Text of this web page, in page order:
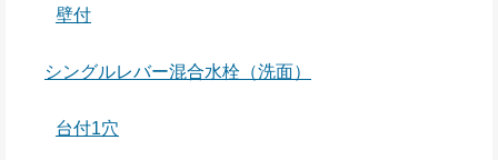
壁付
シングルレバー混合水栓（洗面）
台付1穴